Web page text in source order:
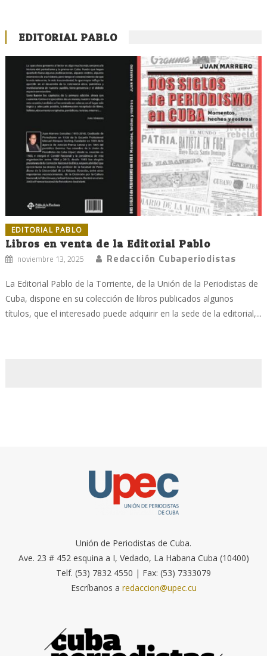
EDITORIAL PABLO
EDITORIAL PABLO
Libros en venta de la Editorial Pablo
noviembre 13, 2025 Redacción Cubaperiodistas
La Editorial Pablo de la Torriente, de la Unión de la Periodistas de
Cuba, dispone en su colección de libros publicados algunos
títulos, que el interesado puede adquirir en la sede de la editorial,...
Unión de Periodistas de Cuba.
Ave. 23 # 452 esquina a I, Vedado, La Habana Cuba (10400)
Telf. (53) 7832 4550 | Fax: (53) 7333079
Escríbanos a redaccion@upec.cu